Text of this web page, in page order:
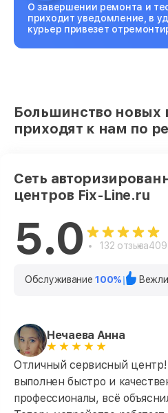
О завершении ремонта и
приходит уведомление, в
курьер привезет
Большинство новых
приходят к нам по
Сеть
центров Fix-Line.ru
5.0 132 отзыва409
Обслуживание100%
Нечаева Анна
Отличный сервисный
выполнен быстро и
профессионалы, всё